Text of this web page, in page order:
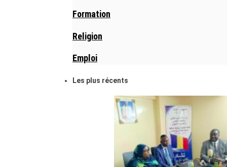
Formation
Religion
Emploi
Les plus récents